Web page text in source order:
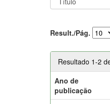
Result./Pág.
Resultado 1-2
Ano de
publicação